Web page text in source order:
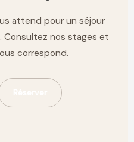
attend pour un séjour
Consultez nos stages et
correspond.